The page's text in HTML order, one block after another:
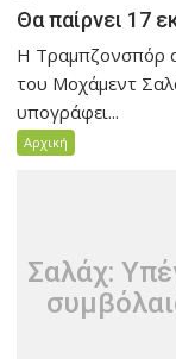
Θα παίρνει 17
Η Τραμπζονσπόρ
του Μοχάμεντ
υπογράφει...
Αρχική
Σαλάχ: